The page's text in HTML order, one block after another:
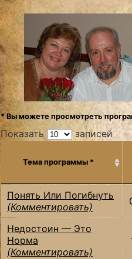
* Вы можете просмотреть
Показать записей
Тема программы *
Понять Или Погибнуть
(Комментировать)
Недостоин — Это
Норма
(Комментировать)